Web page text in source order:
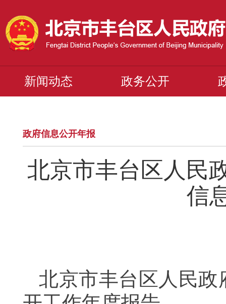
新闻动态 政务公开
政府信息公开年报
北京市丰台区人民
信
北京市丰台区人民政